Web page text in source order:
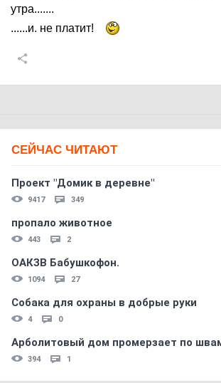
утра.......
......и. не платит!
СЕЙЧАС ЧИТАЮТ
Проект "Домик в деревне"
9417 349
пропало животное
443 2
ОАКЗВ Бабушкофон.
1094 27
Собака для охраны в добрые руки
4 0
Арболитовый дом промерзает по
394 1